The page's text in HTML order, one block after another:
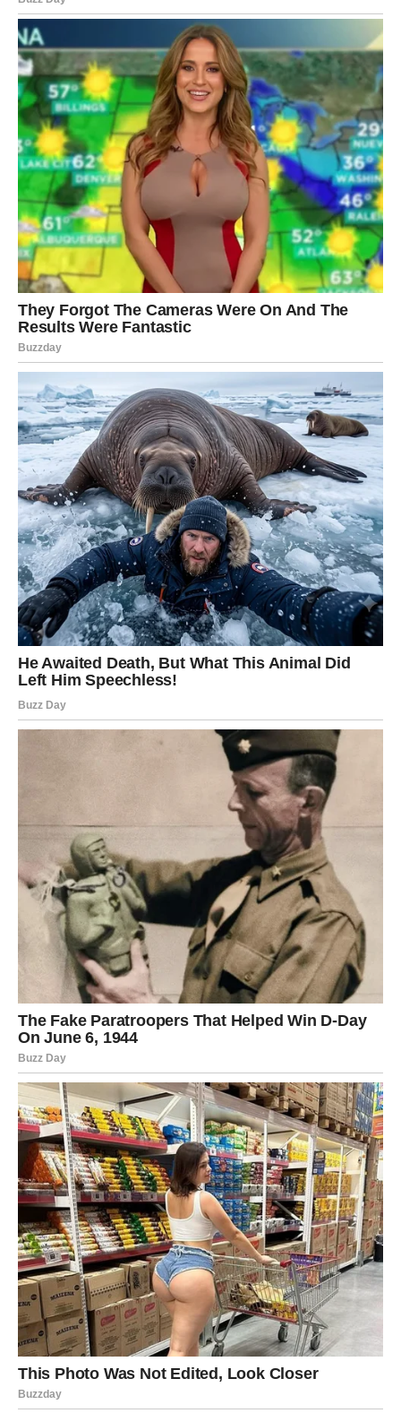
Jedan razgovor promeniće vaš pogled na budućnost.
Vodolija
Vodolije će biti među znakovima kojima nova sedmica
donosi potpuno novi ljubavni početak. Neočekivano
poznanstvo ili susret sa osobom koja će vas osvojiti
iskrenošću i toplinom mogao bi označiti početak veze o
kojoj ste dugo maštali. Ako ste već u vezi, partner će vas
iznenaditi gestom koja će probuditi još jače emocije i
učiniti da se ponovo zaljubite.
Pred vama je period u kojem ljubav dolazi prirodno i
donosi osećaj da je sve konačno došlo na svoje mesto.
Ribe
Ribe ulaze u sedmicu ispunjenu nežnošću, romantikom i
lepim iznenađenjima. Slobodne Ribe imaju velike šanse
da upoznaju osobu koja će ih odmah osvojiti, dok zauzete
očekuju mnogo pažnje, razumevanja i zajedničkih
planova.
Emotivni život postaje bogatiji i ispunjeniji nego ranije.
Nova sedmica donosi mnogima priliku da ostave iza sebe
razočaranja i otvore srce za nove emocije. Iskreni
razgovori, slučajni susreti i neočekivane poruke
pokazaće da ljubav često dolazi onda kada prestanemo
da je tražimo. Ovo je vreme novih početaka, toplih
osećanja i priča koje mogu trajati veoma dugo.